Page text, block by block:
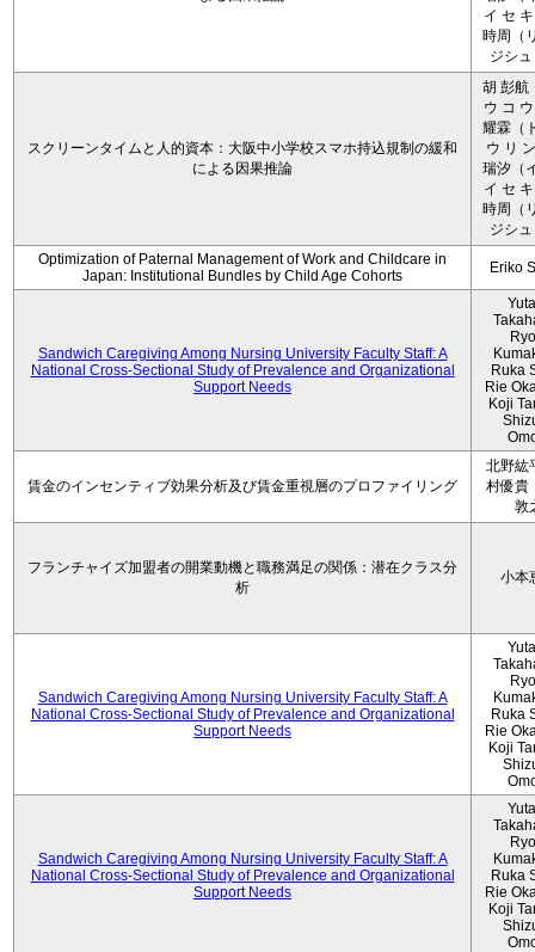
イ セ
時周（
ジシ
スクリーンタイムと人的資本：大阪中小学校スマホ持込規制の緩和
による因果推論
胡 彭航
ウ コ
耀霖（
ウ リ
瑞汐（
イ セ
時周（
ジシ
Optimization of Paternal Management of Work and Childcare in
Japan: Institutional Bundles by Child Age Cohorts
Eriko
Sandwich Caregiving Among Nursing University Faculty Staff: A
National Cross-Sectional Study of Prevalence and Organizational
Support Needs
Ruka
Rie
Koji
賃金のインセンティブ効果分析及び賃金重視層のプロファイリング
北野紘
村優貴
敦
フランチャイズ加盟者の開業動機と職務満足の関係：潜在クラス分
析
小本
Sandwich Caregiving Among Nursing University Faculty Staff: A
National Cross-Sectional Study of Prevalence and Organizational
Support Needs
Ruka
Rie
Koji
Sandwich Caregiving Among Nursing University Faculty Staff: A
National Cross-Sectional Study of Prevalence and Organizational
Support Needs
Ruka
Rie
Koji